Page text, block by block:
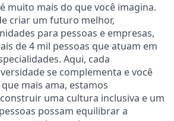
muito mais do que você imagina.
criar um futuro melhor,
para pessoas e empresas,
de 4 mil pessoas que atuam em
Aqui, cada
se complementa e você
mais ama, estamos
uma cultura inclusiva e um
possam equilibrar a